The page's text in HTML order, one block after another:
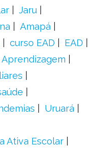
Jaru
Amapá
curso EAD
EAD
Uruará
Ativa Escolar